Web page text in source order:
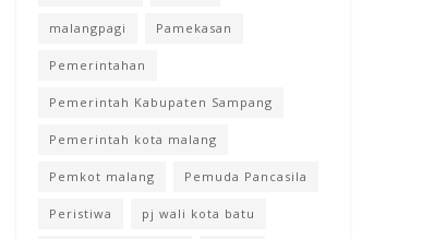
malangpagi Pamekasan
Pemerintahan
Pemerintah Kabupaten Sampang
Pemerintah kota malang
Pemkot malang Pemuda Pancasila
Peristiwa pj wali kota batu